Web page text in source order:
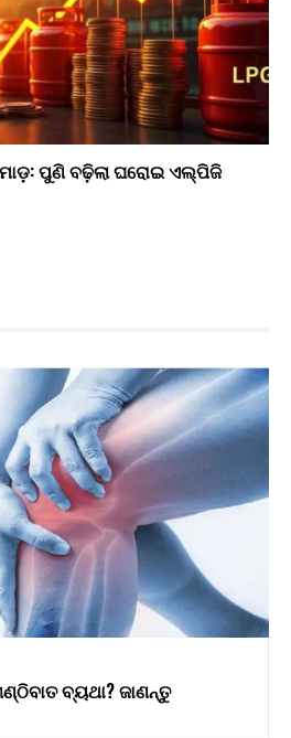
ପୁଣି ବଢ଼ିଲା ଘରୋଇ ଏଲ୍‌ପିଜି
ବ୍ୟଥା? ଜାଣନ୍ତୁ